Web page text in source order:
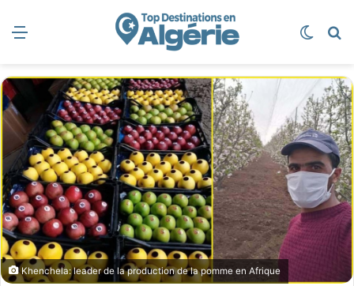
Khenchela: leader de la production de la pomme en Afrique